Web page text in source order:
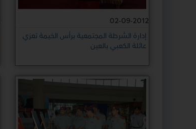
02-09-2012
إدارة الشرطة المجتمعية برأس الخيمة تعزي
عائلة الكعبي بالعين